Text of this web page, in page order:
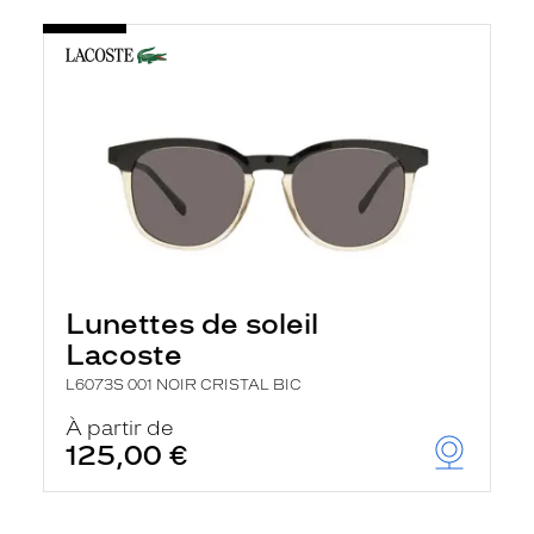
Lunettes de soleil
Lacoste
L6073S 001 NOIR CRISTAL BIC
À partir de
125,00 €